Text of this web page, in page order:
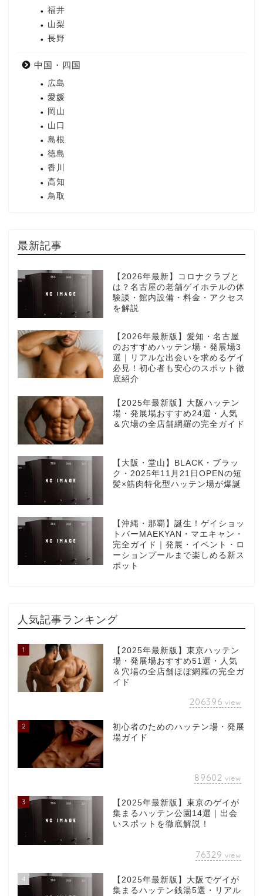
福井
山梨
長野
中国・四国
広島
愛媛
岡山
山口
島根
徳島
香川
高知
鳥取
最新記事
【2026年最新】コロナクラブと
は？名古屋の老舗ゲイホテルの体
験談・館内設備・料金・アクセス
を解説
【2026年最新版】愛知・名古屋
のおすすめハッテン場・発展場3
選｜リアルな出会いを求めるゲイ
必見！初心者も安心のスポット徹
底紹介
【2025年最新版】大阪ハッテン
場・発展場おすすめ24選・人気
＆穴場の全店舗網羅の完全ガイド
【大阪・堂山】BLACK・ブラッ
ク・2025年11月21日OPENの短
髪×筋肉特化型ハッテン場が爆誕
【沖縄・那覇】誕生！ゲイショッ
トバーMAEKYAN・マエキャン・
完全ガイド｜発展・イベント・ロ
ーションプールまで楽しめる新ス
ポット
人気記事ランキング
1
【2025年最新版】東京ハッテン
場・発展場おすすめ51選・人気
＆穴場の全店舗ほぼ網羅の完全ガ
イド
206396 view
2
初心者のためのハッテン場・発展
場ガイド
89602 view
3
【2025年最新版】東京のゲイが
集まるハッテン公園14選｜出会
いスポットを徹底解説！
76329 view
4
【2025年最新版】大阪でゲイが
集まるハッテン銭湯5選・リアル